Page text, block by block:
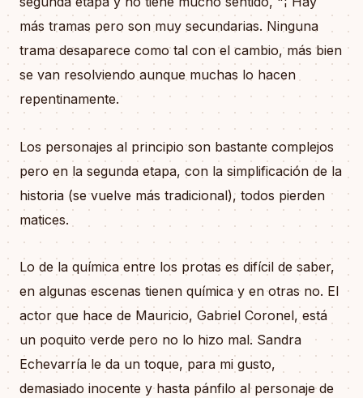
más tramas pero son muy secundarias. Ninguna
trama desaparece como tal con el cambio, más bien
se van resolviendo aunque muchas lo hacen
repentinamente.
Los personajes al principio son bastante complejos
pero en la segunda etapa, con la simplificación de la
historia (se vuelve más tradicional), todos pierden
matices.
Lo de la química entre los protas es difícil de saber,
en algunas escenas tienen química y en otras no. El
actor que hace de Mauricio, Gabriel Coronel, está
un poquito verde pero no lo hizo mal. Sandra
Echevarría le da un toque, para mi gusto,
demasiado inocente y hasta pánfilo al personaje de